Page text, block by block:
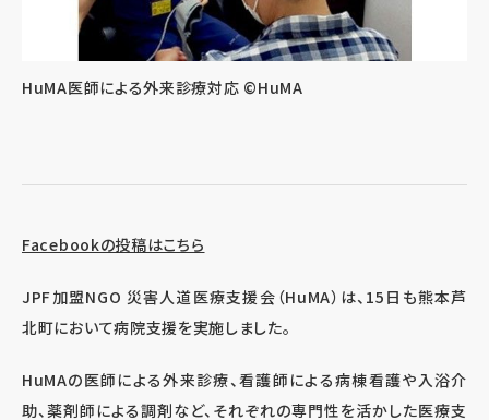
HuMA医師による外来診療対応 ©HuMA
Facebookの投稿はこちら
JPF加盟NGO 災害人道医療支援会（HuMA）は、15日も熊本芦
北町において病院支援を実施しました。
HuMAの医師による外来診療、看護師による病棟看護や入浴介
助、薬剤師による調剤など、それぞれの専門性を活かした医療支